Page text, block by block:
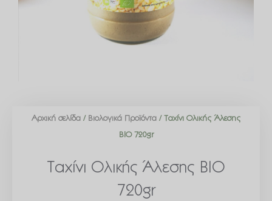
Αρχική σελίδα/ Βιολογικά Προϊόντα/ Ταχίνι Ολικής Άλεσης
ΒΙΟ 720gr
Ταχίνι Ολικής Άλεσης ΒΙΟ
720gr